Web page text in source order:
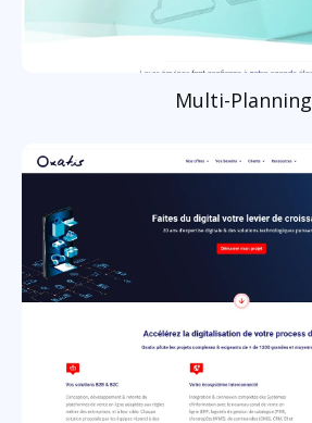
Multi-Planning